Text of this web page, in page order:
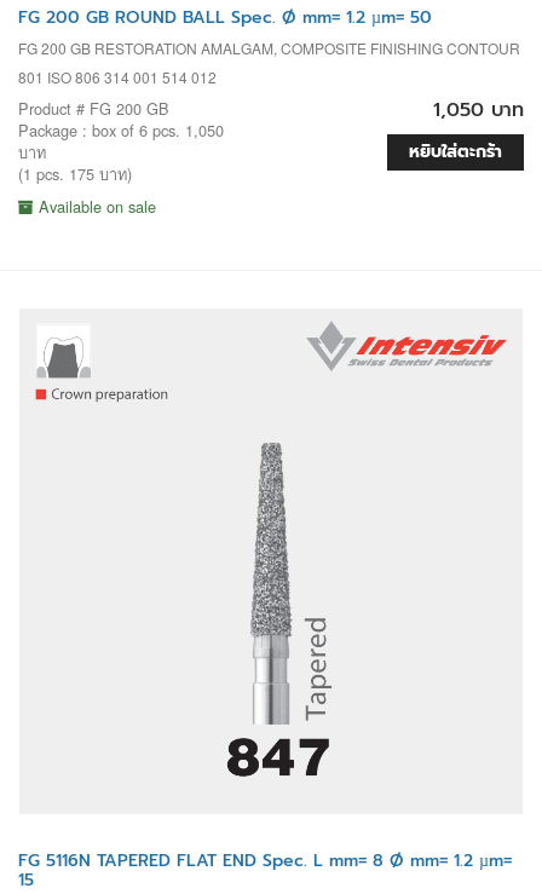
FG 200 GB ROUND BALL Spec. Ø mm= 1.2 µm= 50
FG 200 GB RESTORATION AMALGAM, COMPOSITE FINISHING CONTOUR
801 ISO 806 314 001 514 012
Product # FG 200 GB
Package : box of 6 pcs. 1,050
บาท
(1 pcs. 175 บาท)
Available on sale
1,050 บาท
หยิบใส่ตะกร้า
FG 5116N TAPERED FLAT END Spec. L mm= 8 Ø mm= 1.2 µm=
15